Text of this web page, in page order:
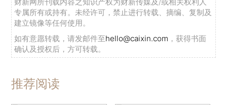
专属所有或持有。未经许可，禁止进行转载、摘编、复制及
建立镜像等任何使用。
如有意愿转载，请发邮件至hello@caixin.com ，获得书面
确认及授权后，方可转载。
推荐阅读